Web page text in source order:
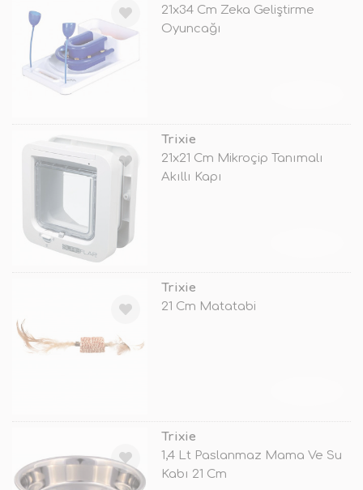
21x34 Cm Zeka Geliştirme
Oyuncağı
Trixie
21x21 Cm Mikroçip Tanımalı
Akıllı Kapı
Trixie
21 Cm Matatabi
Trixie
1,4 Lt Paslanmaz Mama Ve Su
Kabı 21 Cm